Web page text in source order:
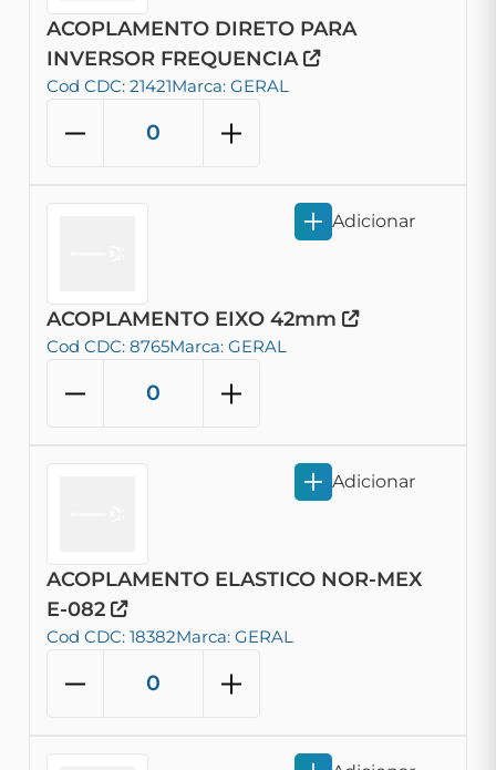
ACOPLAMENTO DIRETO PARA
INVERSOR FREQUENCIA
Cod CDC: 21421Marca: GERAL
ACOPLAMENTO EIXO 42mm
Cod CDC: 8765Marca: GERAL
Adicionar
ACOPLAMENTO ELASTICO NOR-MEX
E-082
Cod CDC: 18382Marca: GERAL
Adicionar